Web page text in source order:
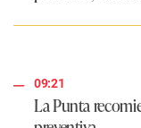
09:21
La Punta